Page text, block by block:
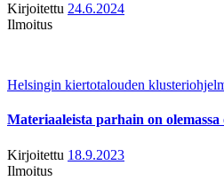
Kirjoitettu 24.6.2024
Ilmoitus
Helsingin kiertotalouden
Materiaaleista parhain on olemassa
Kirjoitettu 18.9.2023
Ilmoitus